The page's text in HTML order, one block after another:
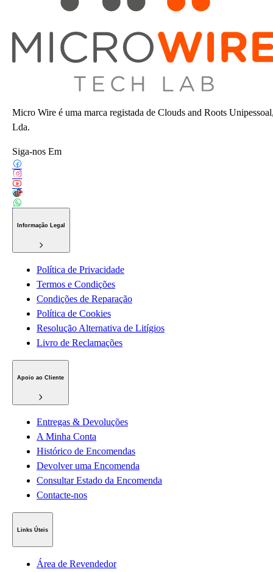
Micro Wire é uma marca registada de Clouds and Roots
Lda.
Siga-nos Em
Informação Legal
Política de Privacidade
Termos e Condições
Condições de Reparação
Política de Cookies
Resolução Alternativa de Litígios
Livro de Reclamações
Apoio ao Cliente
Entregas & Devoluções
A Minha Conta
Histórico de Encomendas
Devolver uma Encomenda
Consultar Estado da Encomenda
Contacte-nos
Links Úteis
Área de Revendedor